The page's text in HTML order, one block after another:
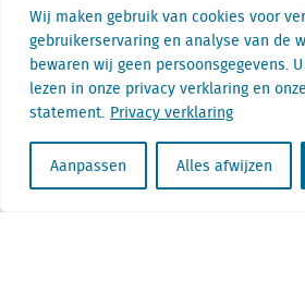
Wij maken gebruik van cookies voor
gebruikerservaring en analyse van de
bewaren wij geen persoonsgegevens.
lezen in onze privacy verklaring en
statement. Privacy verklaring
Aanpassen Alles afwijzen
Cantersteen 47
1000 Brussel